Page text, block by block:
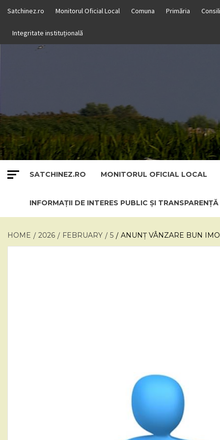
content
Satchinez.ro Monitorul Oficial Local Comuna Primăria
Integritate instituțională
SATCHINEZ.RO MONITORUL OFICIAL LOCAL
INFORMAȚII DE INTERES PUBLIC ȘI
HOME 2026 FEBRUARY 5 ANUNȚ VÂNZARE BUN